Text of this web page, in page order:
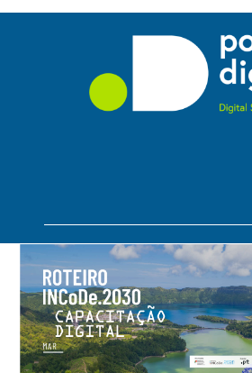
CAPACITAÇÃO DIGITAL